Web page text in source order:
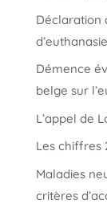
Déclaration
Démence
belge sur
L’appel de
Les chiffres
Maladies
critères